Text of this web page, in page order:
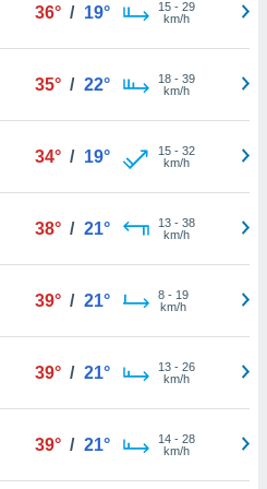
36° / 19° 15- 29
km/h
35° / 22° 18- 39
km/h
34° / 19° 15- 32
km/h
38° / 21° 13- 38
km/h
39° / 21° 8- 19
km/h
39° / 21° 13- 26
km/h
39° / 21° 14- 28
km/h